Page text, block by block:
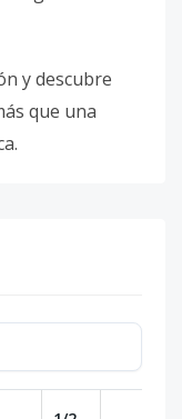
y descubre
que una